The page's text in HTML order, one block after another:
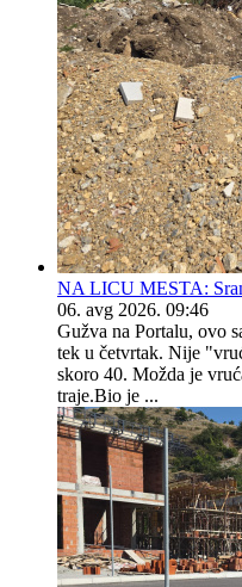
NA LICU MESTA:
06. avg 2026. 09:46
Gužva na Portalu, ovo
tek u četvrtak. Nije
skoro 40. Možda je
traje.Bio je ...